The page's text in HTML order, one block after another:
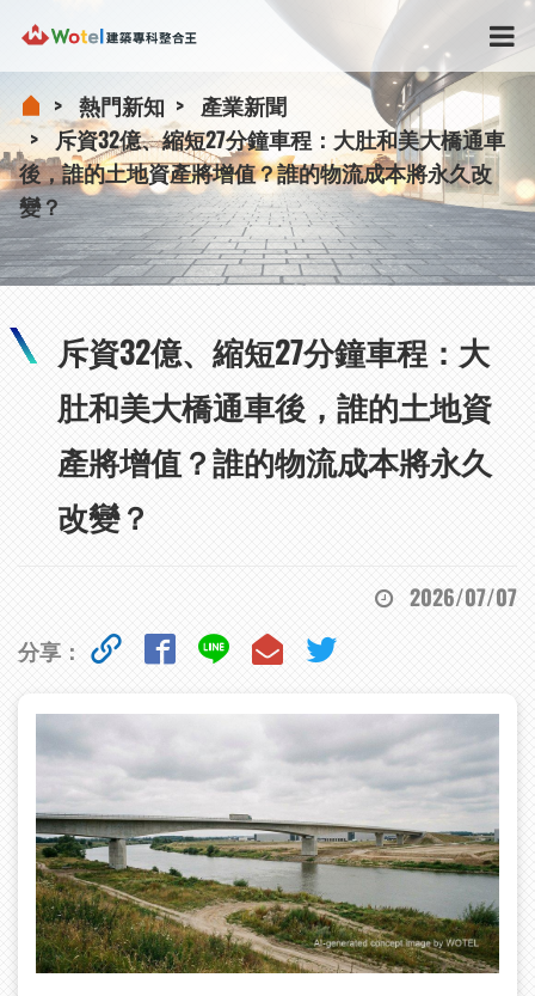
熱門新知
產業新聞
斥資32億、縮短27分鐘車程：大肚和美大橋通車
後，誰的土地資產將增值？誰的物流成本將永久改
變？
斥資32億、縮短27分鐘車程：大
肚和美大橋通車後，誰的土地資
產將增值？誰的物流成本將永久
改變？
分享：
2026/07/07